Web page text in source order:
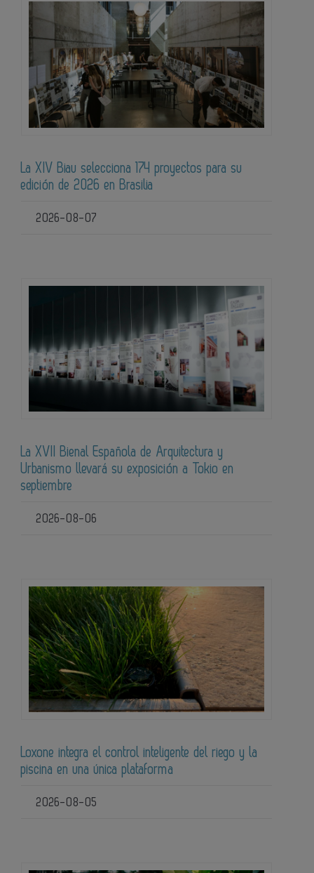
La XIV Biau selecciona 174 proyectos para su
edición de 2026 en Brasilia
2026-08-07
La XVII Bienal Española de Arquitectura y
Urbanismo llevará su exposición a Tokio en
septiembre
2026-08-06
Loxone integra el control inteligente del riego y la
piscina en una única plataforma
2026-08-05